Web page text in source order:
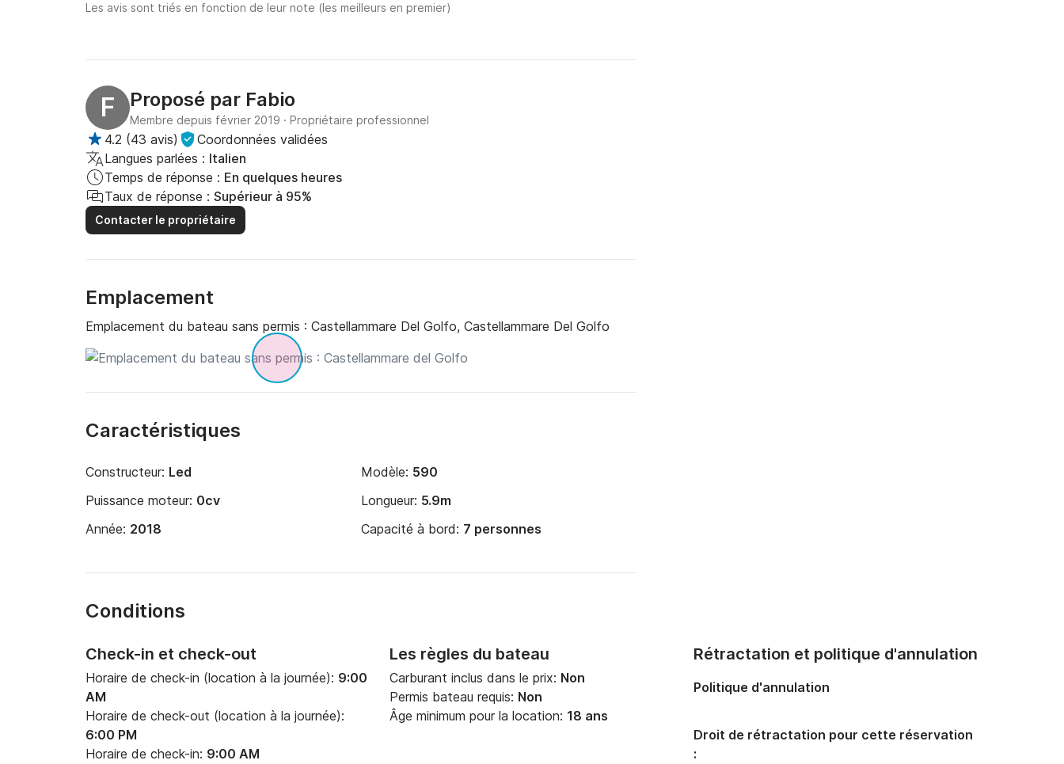
Les avis sont triés en fonction de leur note (les meilleurs en premier)
F Proposé par Fabio
Membre depuis février 2019 · Propriétaire professionnel
4.2 (43 avis)
Coordonnées validées
Langues parlées : Italien
Temps de réponse : En quelques heures
Taux de réponse : Supérieur à 95%
Contacter le propriétaire
Emplacement
Emplacement du bateau sans permis : Castellammare Del Golfo, Castellammare Del Golfo
Caractéristiques
Constructeur: Led Modèle: 590
Puissance moteur: 0cv Longueur: 5.9m
Année: 2018 Capacité à bord: 7 personnes
Conditions
Check-in et check-out
Horaire de check-in (location à la journée): 9:00
AM
Horaire de check-out (location à la journée):
6:00 PM
Horaire de check-in: 9:00 AM
Les règles du bateau
Carburant inclus dans le prix: Non
Permis bateau requis: Non
Âge minimum pour la location: 18 ans
Rétractation et politique d'annulation
Politique d'annulation
Droit de rétractation pour cette réservation
: